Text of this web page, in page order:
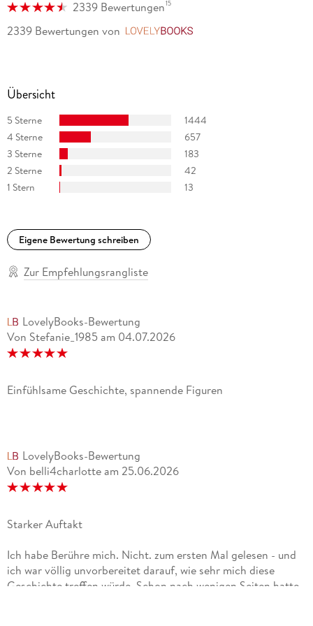
2339 Bewertungen15
2339 Bewertungen von
Übersicht
5 Sterne
1444
4 Sterne
657
3 Sterne
183
2 Sterne
42
1 Stern
13
Eigene Bewertung schreiben
Zur Empfehlungsrangliste
LovelyBooks-Bewertung
Von Stefanie_1985 am 04.07.2026
Einfühlsame Geschichte, spannende Figuren
LovelyBooks-Bewertung
Von belli4charlotte am 25.06.2026
Starker Auftakt
Ich habe Berühre mich. Nicht. zum ersten Mal gelesen - und
ich war völlig unvorbereitet darauf, wie sehr mich diese
Geschichte treffen würde. Schon nach wenigen Seiten hatte